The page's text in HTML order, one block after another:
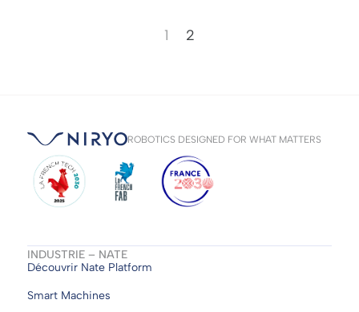
1 2
ROBOTICS DESIGNED FOR WHAT MATTERS
INDUSTRIE – NATE
Découvrir Nate Platform
Smart Machines